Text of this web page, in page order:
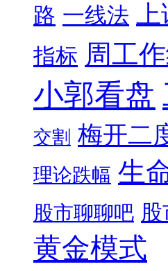
路 一线法 上
指标 周工
小郭看盘
交割 梅开二
理论跌幅 生
股市聊聊吧
黄金模式